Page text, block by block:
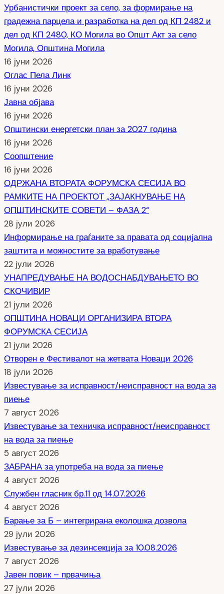
Урбанистички проект за село, за формирање на
градежна парцела и разработка на дел од КП 2482 и
дел од КП 2480, КО Могила во Општ Акт за село
Могила, Општина Могила
16 јуни 2026
Оглас Пела Линк
16 јуни 2026
Јавна објава
16 јуни 2026
Општински енергетски план за 2027 година
16 јуни 2026
Соопштение
16 јуни 2026
ОДРЖАНА ВТОРАТА ФОРУМСКА СЕСИЈА ВО
РАМКИТЕ НА ПРОЕКТОТ „ЗАЈАКНУВАЊЕ НА
ОПШТИНСКИТЕ СОВЕТИ – ФАЗА 2“
28 јули 2026
Информирање на граѓаните за правата од социјална
заштита и можностите за вработување
22 јули 2026
УНАПРЕДУВАЊЕ НА ВОДОСНАБДУВАЊЕТО ВО
СКОЧИВИР
21 јули 2026
ОПШТИНА НОВАЦИ ОРГАНИЗИРА ВТОРА
ФОРУМСКА СЕСИЈА
21 јули 2026
Отворен е Фестивалот на жетвата Новаци 2026
18 јули 2026
Известување за исправност/неисправност на вода за
пиење
7 август 2026
Известување за техничка исправност/неисправност
на вода за пиење
5 август 2026
ЗАБРАНА за употреба на вода за пиење
4 август 2026
Службен гласник бр.11 од 14.07.2026
4 август 2026
Барање за Б – интегрирана еколошка дозвола
29 јули 2026
Известување за дезинсекција за 10.08.2026
7 август 2026
Јавен повик – првачиња
27 јули 2026